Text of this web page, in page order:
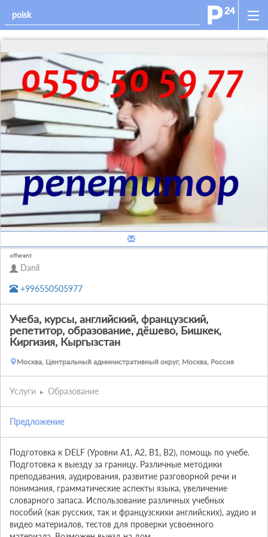
offerent
Danil
+996550505977
Учеба, курсы, английский, французский,
репетитор, образование, дёшево, Бишкек,
Киргизия, Кыргызстан
Москва, Центральный административный округ, Москва, Россия
Услуги Образование
Предложение
Подготовка к DELF (Уровни А1, А2, В1, В2), помощь по учебе.
Подготовка к выезду за границу. Различные методики
преподавания, аудирования, развитие разговорной речи и
понимания, грамматические аспекты языка, увеличение
словарного запаса. Использование различных учебных
пособий (как русских, так и французскихи английских), аудио и
видео материалов, тестов для проверки усвоенного